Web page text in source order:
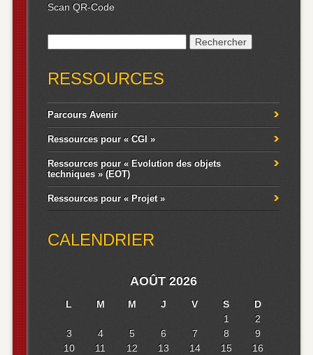
Scan QR-Code
RESSOURCES
Parcours Avenir
Ressources pour « CGI »
Ressources pour « Evolution des objets
techniques » (EOT)
Ressources pour « Projet »
CALENDRIER
AOÛT 2026
L M M J V S
D
1
2
3
4 5 6 7 8
9
10
11 12 13 14 15
16